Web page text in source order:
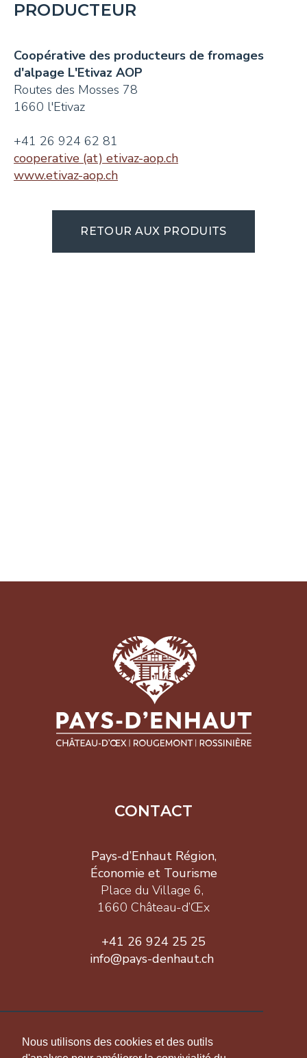
Nous utilisons des cookies et des outils
RETOUR AUX PRODUITS
PRODUCTEUR
Coopérative des producteurs de fromages
d'alpage L'Etivaz AOP
Routes des Mosses 78
1660 l'Etivaz
+41 26 924 62 81
cooperative (at) etivaz-aop.ch
www.etivaz-aop.ch
CONTACT
Pays-d’Enhaut Région,
Économie et Tourisme
Place du Village 6,
1660 Château-d’Œx
+41 26 924 25 25
info@pays-denhaut.ch